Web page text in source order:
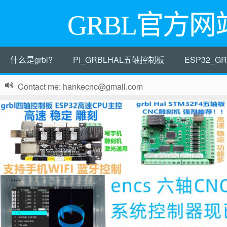
GRBL官方网
什么是grbl? PI_GRBLHAL五轴控制板
Contact me: hankecnc@gmail.com